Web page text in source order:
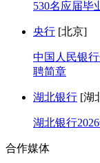
530名应届毕
央行 [北京]
中国人民银
聘简章
湖北银行 [湖
湖北银行
合作媒体